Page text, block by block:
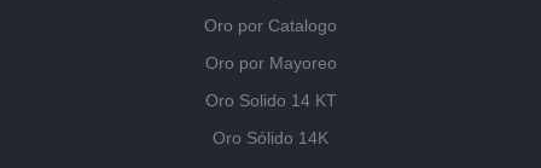
Oro por Catalogo
Oro por Mayoreo
Oro Solido 14 KT
Oro Sólido 14K